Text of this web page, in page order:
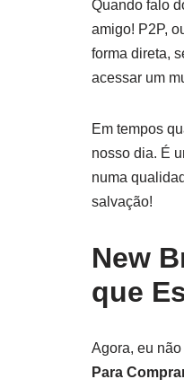
Quando falo
amigo! P2P,
forma direta,
acessar um
Em tempos
nosso dia. É
numa
salvação!
New
que
Agora, eu
Para